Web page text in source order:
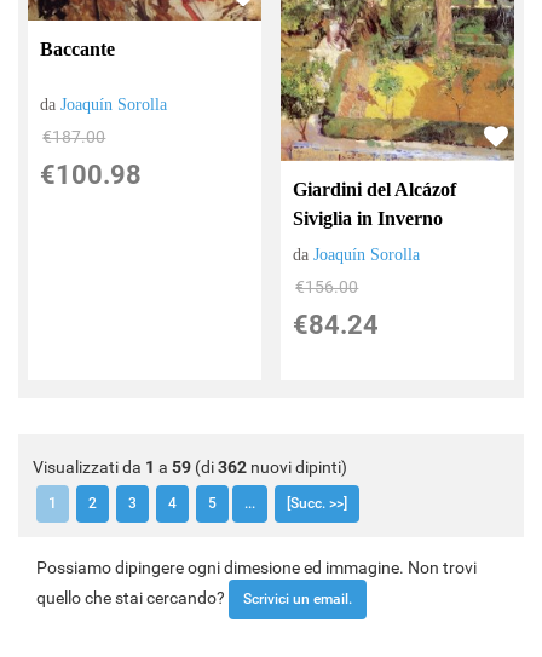
Baccante
daJoaquín Sorolla
€187.00
€100.98
Giardini del Alcázof
Siviglia in Inverno
daJoaquín Sorolla
€156.00
€84.24
Visualizzati da 1 a 59 (di362 nuovi dipinti)
1 2 3 4 5 ... [Succ. >>]
Possiamo dipingere ogni dimesione ed immagine. Non trovi
quello che stai cercando?
Scrivici un email.